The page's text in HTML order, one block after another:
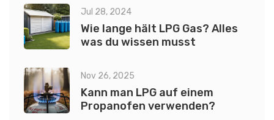
Jul 28, 2024
Wie lange hält LPG Gas? Alles
was du wissen musst
Nov 26, 2025
Kann man LPG auf einem
Propanofen verwenden?